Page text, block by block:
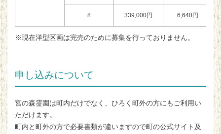
8 339,000円 6,640円
※現在洋型区画は完売のために募集を行っておりません。
申し込みについて
宮の森霊園は町内だけでなく、ひろく町外の方にもご利用い
ただけます。
町内と町外の方で必要書類が違いますので町の公式サイト及